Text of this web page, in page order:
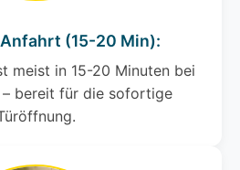
(15-20 Min):
meist in 15-20 Minuten bei
– bereit für die sofortige